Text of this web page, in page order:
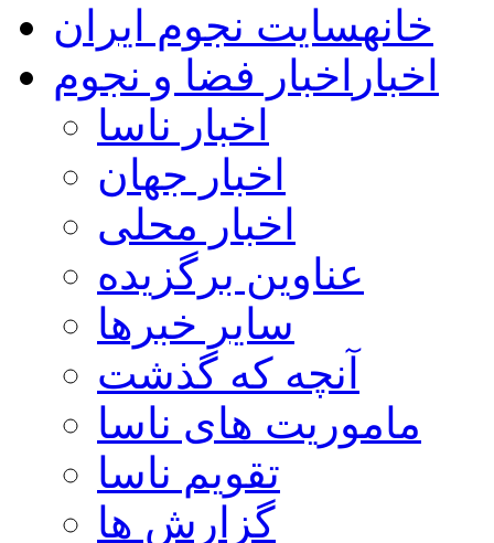
خانهسایت نجوم ایران
اخبار اخبار فضا و نجوم
اخبار ناسا
اخبار جهان
اخبار محلی
عناوین برگزیده
سایر خبرها
آنچه که گذشت
ماموریت های ناسا
تقویم ناسا
گزارش ها